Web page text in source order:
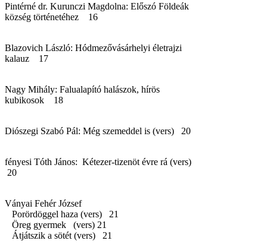
Pintérné dr. Kurunczi Magdolna: Előszó Földeák
község történetéhez 16
Blazovich László: Hódmezővásárhelyi életrajzi
kalauz 17
Nagy Mihály: Falualapító halászok, hírös
kubikosok 18
Diószegi Szabó Pál: Még szemeddel is (vers) 20
fényesi Tóth János: Kétezer-tizenöt évre rá (vers)
20
Ványai Fehér József
Porördöggel haza (vers) 21
Öreg gyermek (vers) 21
Átjátszik a sötét (vers) 21